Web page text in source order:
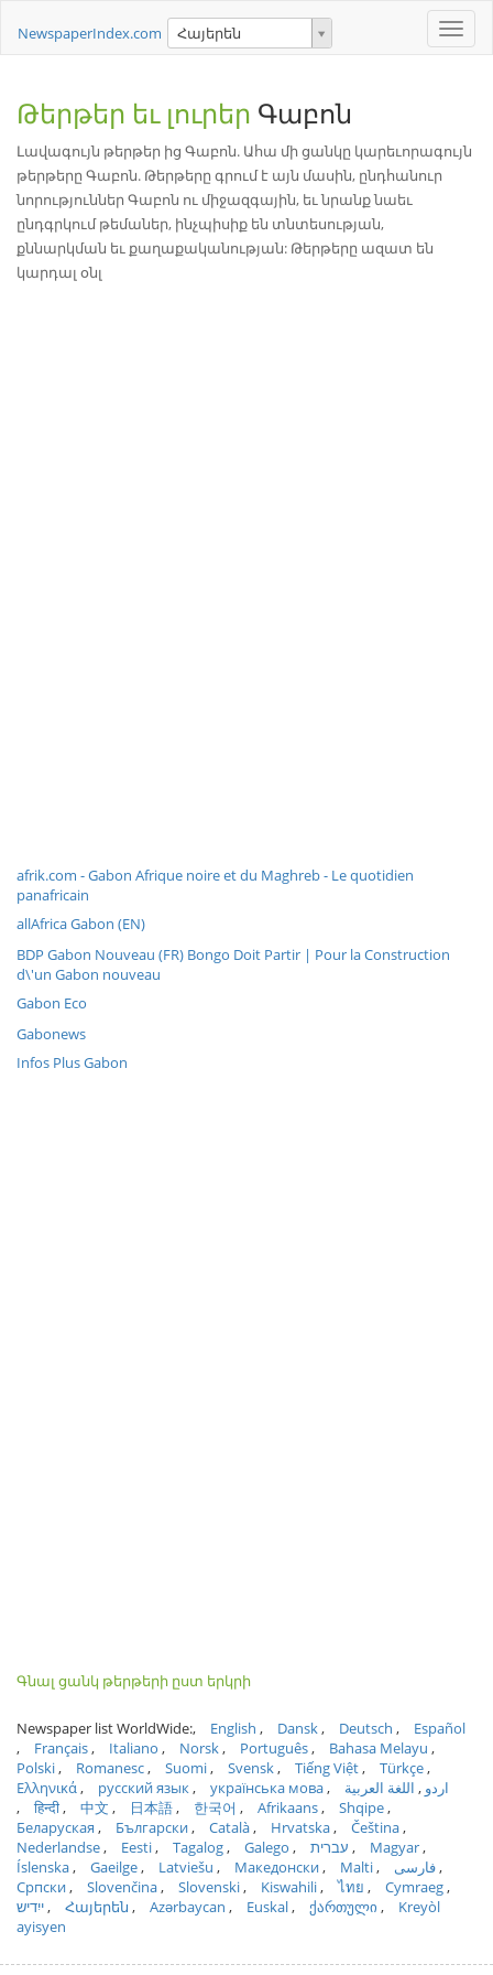
Toggle
NewspaperIndex.com Հայերեն
Թերթեր եւ լուրեր Գաբոն
Լավագույն թերթեր ից Գաբոն. Ահա մի ցանկը կարեւորագույն
թերթերը Գաբոն. Թերթերը գրում է այն մասին, ընդհանուր
նորություններ Գաբոն ու միջազգային, եւ նրանք նաեւ
ընդգրկում թեմաներ, ինչպիսիք են տնտեսության,
քննարկման եւ քաղաքականության: Թերթերը ազատ են
կարդալ օնլ
afrik.com - Gabon Afrique noire et du Maghreb - Le quotidien
panafricain
allAfrica Gabon (EN)
BDP Gabon Nouveau (FR) Bongo Doit Partir | Pour la Construction
d\'un Gabon nouveau
Gabon Eco
Gabonews
Infos Plus Gabon
Գնալ ցանկ թերթերի ըստ երկրի
Newspaper list WorldWide: English Dansk Deutsch
Español
Français
Italiano Norsk Português
Bahasa Melayu
Polski
Romanesc Suomi Svensk Tiếng Việt
Türkçe
Ελληνικά
русский язык українська мова اردو
اللغة العربية
हिन्दी
中文 日本語 한국어 Afrikaans
Shqipe
Беларуская
Български Català Hrvatska
Čeština
Nederlandse
Eesti Tagalog Galego עברית
Magyar
Íslenska
Gaeilge Latviešu Македонски Malti
فارسی
Српски
Slovenčina Slovenski Kiswahili ไทย
Cymraeg
ייִדיש
Հայերեն Azərbaycan Euskal ქართული
Kreyòl
ayisyen